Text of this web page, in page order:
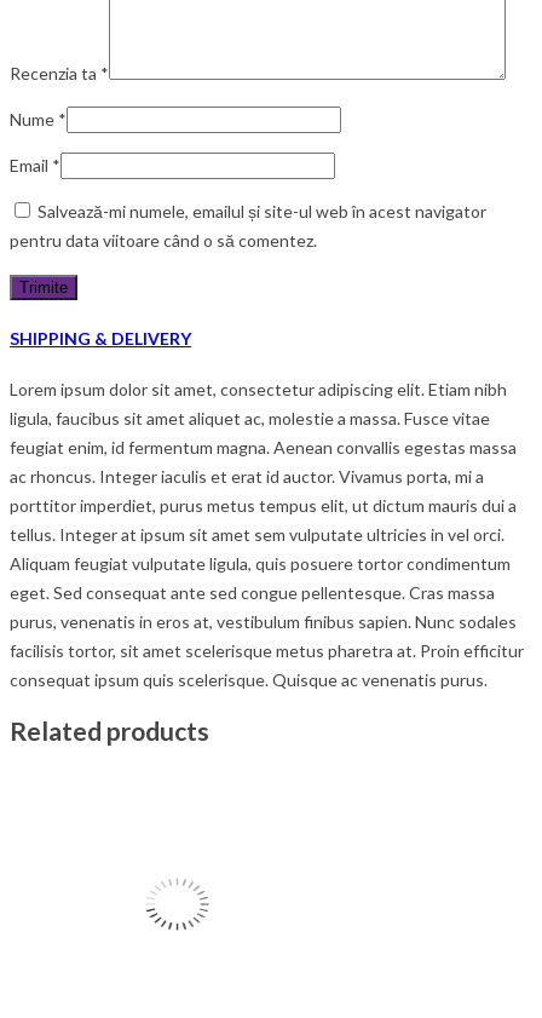
Recenzia ta *
Nume *
Email *
Salvează-mi numele, emailul și site-ul web în acest navigator
pentru data viitoare când o să comentez.
SHIPPING & DELIVERY
Lorem ipsum dolor sit amet, consectetur adipiscing elit. Etiam nibh
ligula, faucibus sit amet aliquet ac, molestie a massa. Fusce vitae
feugiat enim, id fermentum magna. Aenean convallis egestas massa
ac rhoncus. Integer iaculis et erat id auctor. Vivamus porta, mi a
porttitor imperdiet, purus metus tempus elit, ut dictum mauris dui a
tellus. Integer at ipsum sit amet sem vulputate ultricies in vel orci.
Aliquam feugiat vulputate ligula, quis posuere tortor condimentum
eget. Sed consequat ante sed congue pellentesque. Cras massa
purus, venenatis in eros at, vestibulum finibus sapien. Nunc sodales
facilisis tortor, sit amet scelerisque metus pharetra at. Proin efficitur
consequat ipsum quis scelerisque. Quisque ac venenatis purus.
Related products